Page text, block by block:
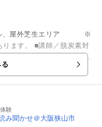
ル、屋外芝生エリア ※
ます。 ■講師／脱炭素対
化防止活動推進員 佐藤
験